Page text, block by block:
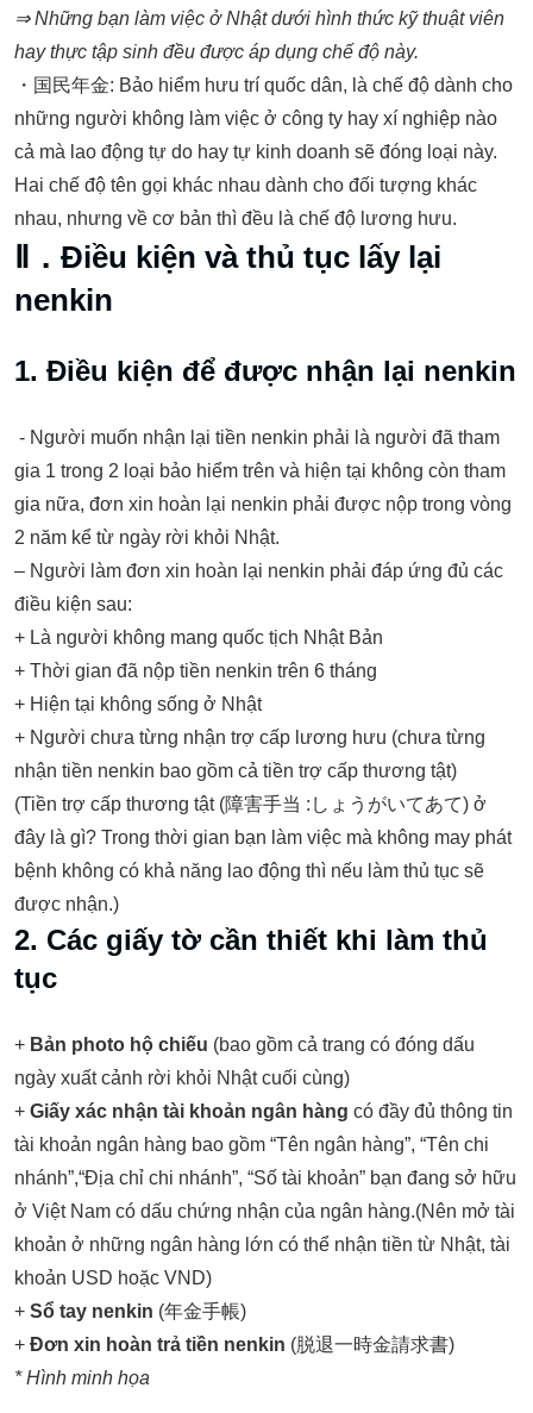
⇒Những bạn làm việc ở Nhật dưới hình thức kỹ thuật viên
hay thực tập sinh đều được áp dụng chế độ này.
・国民年金: Bảo hiểm hưu trí quốc dân, là chế độ dành cho
những người không làm việc ở công ty hay xí nghiệp nào
cả mà lao động tự do hay tự kinh doanh sẽ đóng loại này.
Hai chế độ tên gọi khác nhau dành cho đối tượng khác
nhau, nhưng về cơ bản thì đều là chế độ lương hưu.
Ⅱ．Điều kiện và thủ tục lấy lại
nenkin
1. Điều kiện để được nhận lại nenkin
‐ Người muốn nhận lại tiền nenkin phải là người đã tham
gia 1 trong 2 loại bảo hiểm trên và hiện tại không còn tham
gia nữa, đơn xin hoàn lại nenkin phải được nộp trong vòng
2 năm kể từ ngày rời khỏi Nhật.
– Người làm đơn xin hoàn lại nenkin phải đáp ứng đủ các
điều kiện sau:
+ Là người không mang quốc tịch Nhật Bản
+ Thời gian đã nộp tiền nenkin trên 6 tháng
+ Hiện tại không sống ở Nhật
+ Người chưa từng nhận trợ cấp lương hưu (chưa từng
nhận tiền nenkin bao gồm cả tiền trợ cấp thương tật)
(Tiền trợ cấp thương tật (障害手当 :しょうがいてあて) ở
đây là gì? Trong thời gian bạn làm việc mà không may phát
bệnh không có khả năng lao động thì nếu làm thủ tục sẽ
được nhận.)
2. Các giấy tờ cần thiết khi làm thủ
tục
+ Bản photo hộ chiếu (bao gồm cả trang có đóng dấu
ngày xuất cảnh rời khỏi Nhật cuối cùng)
+ Giấy xác nhận tài khoản ngân hàng có đầy đủ thông tin
tài khoản ngân hàng bao gồm “Tên ngân hàng”, “Tên chi
nhánh”,“Địa chỉ chi nhánh”, “Số tài khoản” bạn đang sở hữu
ở Việt Nam có dấu chứng nhận của ngân hàng.(Nên mở tài
khoản ở những ngân hàng lớn có thể nhận tiền từ Nhật, tài
khoản USD hoặc VND)
+ Sổ tay nenkin (年金手帳)
+ Đơn xin hoàn trả tiền nenkin (脱退一時金請求書)
* Hình minh họa